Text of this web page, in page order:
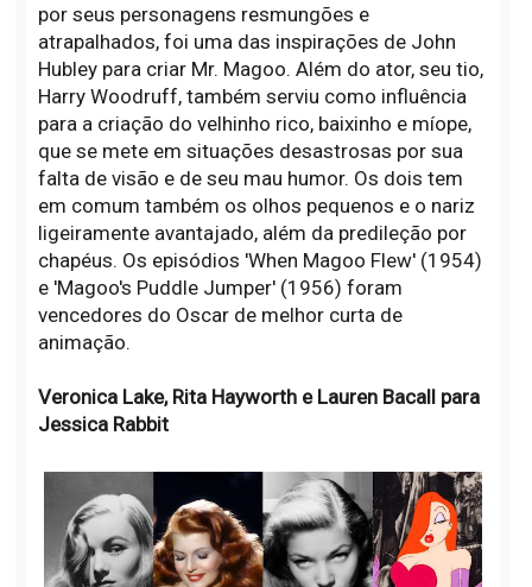
por seus personagens resmungões e
atrapalhados, foi uma das inspirações de John
Hubley para criar Mr. Magoo. Além do ator, seu tio,
Harry Woodruff, também serviu como influência
para a criação do velhinho rico, baixinho e míope,
que se mete em situações desastrosas por sua
falta de visão e de seu mau humor. Os dois tem
em comum também os olhos pequenos e o nariz
ligeiramente avantajado, além da predileção por
chapéus. Os episódios 'When Magoo Flew' (1954)
e 'Magoo's Puddle Jumper' (1956) foram
vencedores do Oscar de melhor curta de
animação.
Veronica Lake, Rita Hayworth e Lauren Bacall para
Jessica Rabbit